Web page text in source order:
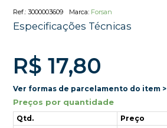
3000003609 Forsan
Especificações Técnicas
R$ 17,80
Ver formas de parcelamento do item >
Preços por quantidade
Qtd.
Preço